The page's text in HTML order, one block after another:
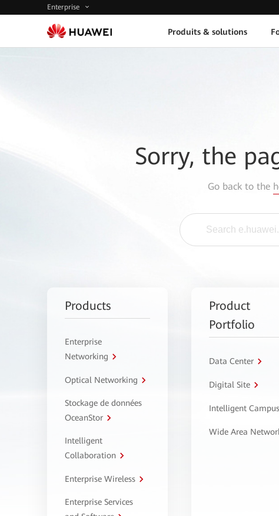
Enterprise
Produits & solutions
Sorry, the
Go back to the
Products
Enterprise
Networking
Optical Networking
Stockage de données
OceanStor
Intelligent
Collaboration
Enterprise Wireless
Enterprise Services
Product
Portfolio
Data Center
Digital Site
Intelligent Campus
Wide Area